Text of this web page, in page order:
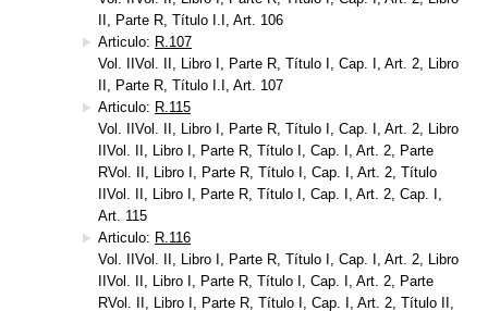
II, Parte R, Título I.I, Art. 106
Articulo: R.107
Vol. IIVol. II, Libro I, Parte R, Título I, Cap. I, Art. 2, Libro
II, Parte R, Título I.I, Art. 107
Articulo: R.115
Vol. IIVol. II, Libro I, Parte R, Título I, Cap. I, Art. 2, Libro
IIVol. II, Libro I, Parte R, Título I, Cap. I, Art. 2, Parte
RVol. II, Libro I, Parte R, Título I, Cap. I, Art. 2, Título
IIVol. II, Libro I, Parte R, Título I, Cap. I, Art. 2, Cap. I,
Art. 115
Articulo: R.116
Vol. IIVol. II, Libro I, Parte R, Título I, Cap. I, Art. 2, Libro
IIVol. II, Libro I, Parte R, Título I, Cap. I, Art. 2, Parte
RVol. II, Libro I, Parte R, Título I, Cap. I, Art. 2, Título II,